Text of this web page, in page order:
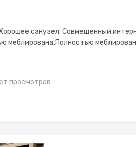
меблирована,Полностью
просмотров